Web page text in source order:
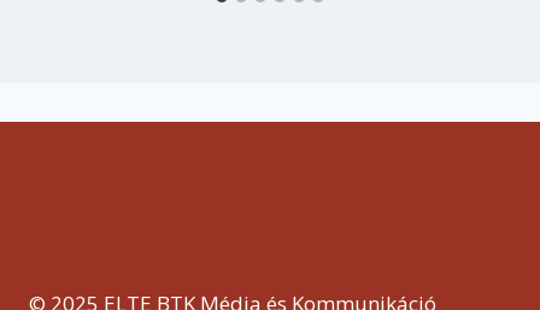
© 2025 ELTE BTK Média és Kommunikáció